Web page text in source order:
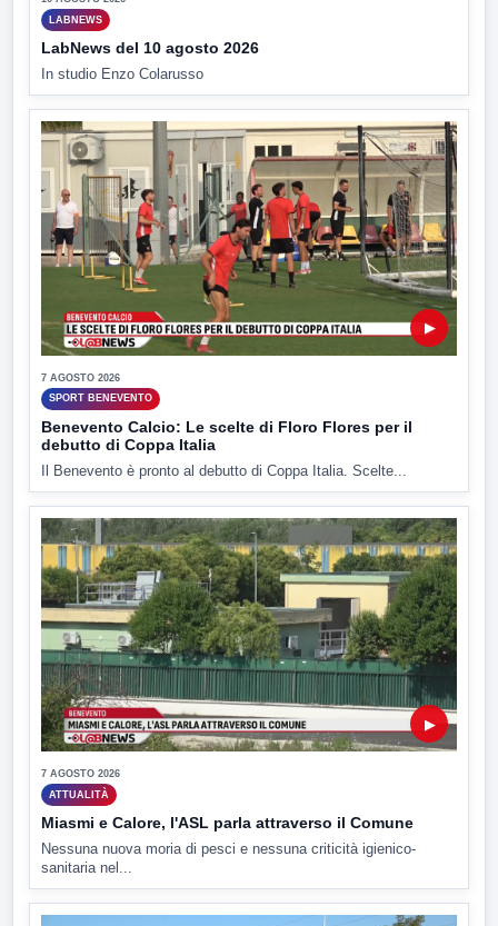
LABNEWS
LabNews del 10 agosto 2026
In studio Enzo Colarusso
▶
7 AGOSTO 2026
SPORT BENEVENTO
Benevento Calcio: Le scelte di Floro Flores per il
debutto di Coppa Italia
Il Benevento è pronto al debutto di Coppa Italia. Scelte...
▶
7 AGOSTO 2026
ATTUALITÀ
Miasmi e Calore, l'ASL parla attraverso il Comune
Nessuna nuova moria di pesci e nessuna criticità igienico-
sanitaria nel...